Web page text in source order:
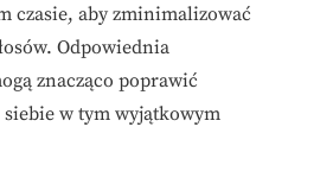
czasie, aby zminimalizować
Odpowiednia
znacząco poprawić
siebie w tym wyjątkowym